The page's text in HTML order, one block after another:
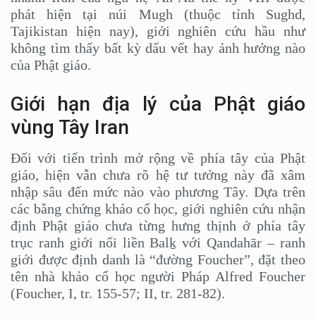
phát hiện tại núi Mugh (thuộc tỉnh Sughd,
Tajikistan hiện nay), giới nghiên cứu hầu như
không tìm thấy bất kỳ dấu vết hay ảnh hưởng nào
của Phật giáo.
Giới hạn địa lý của Phật giáo
vùng Tây Iran
Đối với tiến trình mở rộng về phía tây của Phật
giáo, hiện vẫn chưa rõ hệ tư tưởng này đã xâm
nhập sâu đến mức nào vào phương Tây. Dựa trên
các bằng chứng khảo cổ học, giới nghiên cứu nhận
định Phật giáo chưa từng hưng thịnh ở phía tây
trục ranh giới nối liền Balḵ với Qandahār – ranh
giới được định danh là “đường Foucher”, đặt theo
tên nhà khảo cổ học người Pháp Alfred Foucher
(Foucher, I, tr. 155-57; II, tr. 281-82).